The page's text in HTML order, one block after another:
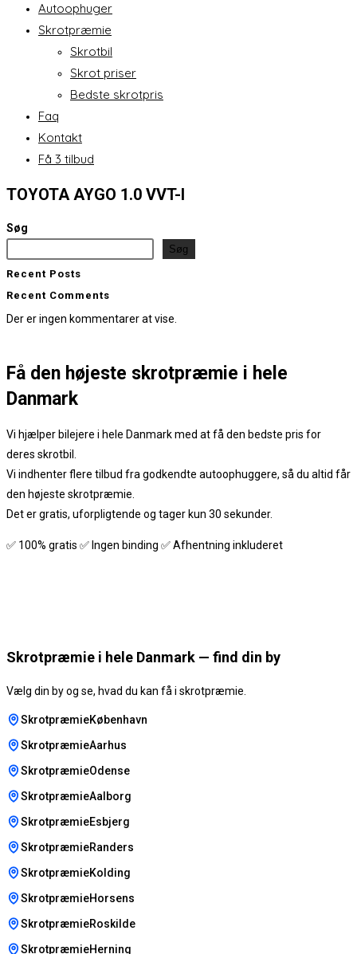
Autoophuger
Skrotpræmie
Skrotbil
Skrot priser
Bedste skrotpris
Faq
Kontakt
Få 3 tilbud
TOYOTA AYGO 1.0 VVT-I
Søg
Søg
Recent Posts
Recent Comments
Der er ingen kommentarer at vise.
Få den højeste skrotpræmie i hele
Danmark
Vi hjælper bilejere i hele Danmark med at få den bedste pris for
deres skrotbil.
Vi indhenter flere tilbud fra godkendte autoophuggere, så du altid får
den højeste skrotpræmie.
Det er gratis, uforpligtende og tager kun 30 sekunder.
✅ 100% gratis ✅ Ingen binding ✅ Afhentning inkluderet
Skrotpræmie i hele Danmark — find din by
Vælg din by og se, hvad du kan få i skrotpræmie.
SkrotpræmieKøbenhavn
SkrotpræmieAarhus
SkrotpræmieOdense
SkrotpræmieAalborg
SkrotpræmieEsbjerg
SkrotpræmieRanders
SkrotpræmieKolding
SkrotpræmieHorsens
SkrotpræmieRoskilde
SkrotpræmieHerning